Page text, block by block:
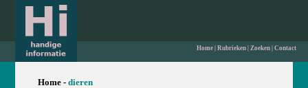
Home| Rubrieken| Zoeken| Contact
Home - dieren